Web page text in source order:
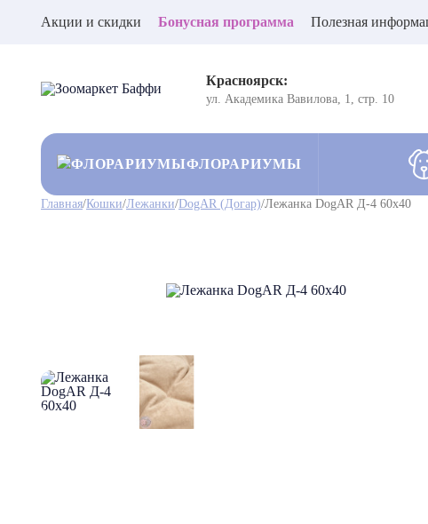
Акции и скидки Бонусная программа Полезная
Красноярск:
ул. Академика Вавилова, 1, стр. 10
ФЛОРАРИУМЫ
Главная/Кошки/Лежанки/DogAR (Догар)/Лежанка DogAR Д-4 60х40